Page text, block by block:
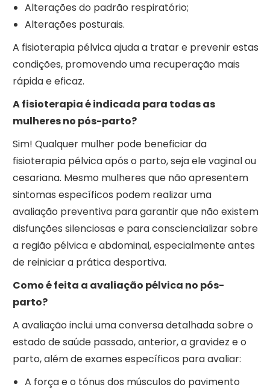
Alterações do padrão respiratório;
Alterações posturais.
A fisioterapia pélvica ajuda a tratar e prevenir estas
condições, promovendo uma recuperação mais
rápida e eficaz.
A fisioterapia é indicada para todas as
mulheres no pós-parto?
Sim! Qualquer mulher pode beneficiar da
fisioterapia pélvica após o parto, seja ele vaginal ou
cesariana. Mesmo mulheres que não apresentem
sintomas específicos podem realizar uma
avaliação preventiva para garantir que não existem
disfunções silenciosas e para consciencializar sobre
a região pélvica e abdominal, especialmente antes
de reiniciar a prática desportiva.
Como é feita a avaliação pélvica no pós-
parto?
A avaliação inclui uma conversa detalhada sobre o
estado de saúde passado, anterior, a gravidez e o
parto, além de exames específicos para avaliar:
A força e o tónus dos músculos do pavimento